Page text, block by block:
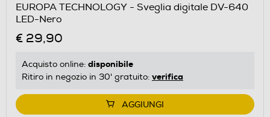
EUROPA TECHNOLOGY - Sveglia digitale DV-640
LED-Nero
€ 29,90
Acquisto online: disponibile
Ritiro in negozio in 30' gratuito: verifica
AGGIUNGI